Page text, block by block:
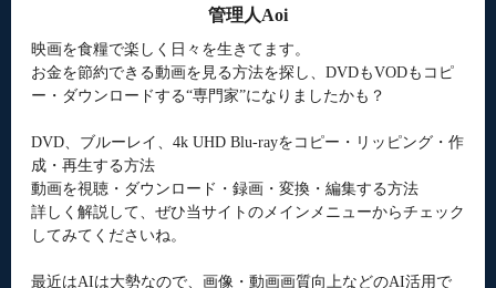
管理人Aoi
映画を食糧で楽しく日々を生きてます。
お金を節約できる動画を見る方法を探し、DVDもVODもコピ
ー・ダウンロードする“専門家”になりましたかも？
DVD、ブルーレイ、4k UHD Blu-rayをコピー・リッピング・作
成・再生する方法
動画を視聴・ダウンロード・録画・変換・編集する方法
詳しく解説して、ぜひ当サイトのメインメニューからチェック
してみてくださいね。
最近はAIは大勢なので、画像・動画画質向上などのAI活用で